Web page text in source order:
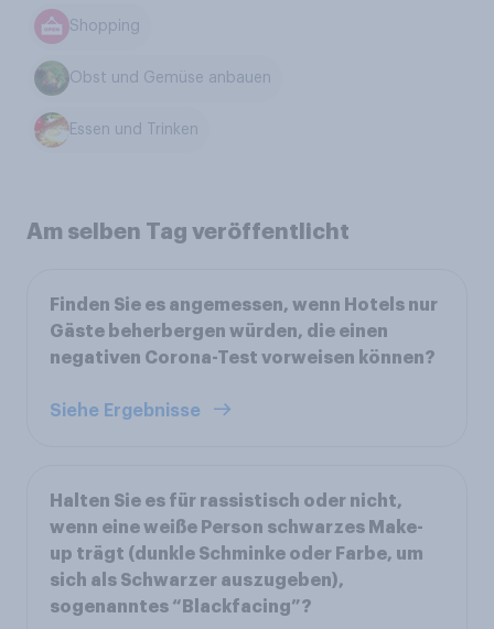
Shopping
Obst und Gemüse anbauen
Essen und Trinken
Am selben Tag veröffentlicht
Finden Sie es angemessen, wenn Hotels nur
Gäste beherbergen würden, die einen
negativen Corona-Test vorweisen können?
Siehe Ergebnisse
Halten Sie es für rassistisch oder nicht,
wenn eine weiße Person schwarzes Make-
up trägt (dunkle Schminke oder Farbe, um
sich als Schwarzer auszugeben),
sogenanntes “Blackfacing”?